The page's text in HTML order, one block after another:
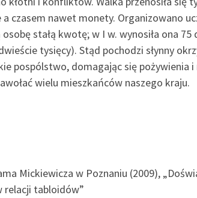
czasem nawet monety. Organizowano
stałą kwotę; w I w. wynosiła ona
tysięcy). Stąd pochodzi słynny
pospólstwo, domagając się pożywienia i
wielu mieszkańców naszego kraju.
Mickiewicza w Poznaniu (2009),
relacji tabloidów”